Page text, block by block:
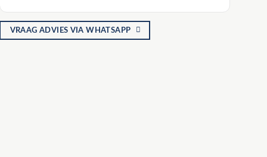
VRAAG ADVIES VIA WHATSAPP